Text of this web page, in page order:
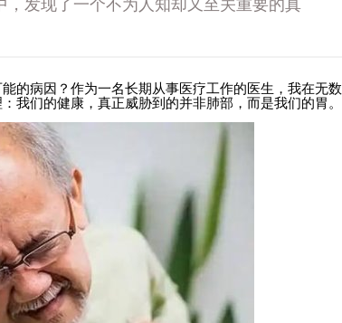
发现了一个不为人知却又至关重要的真
的病因？作为一名长期从事医疗工作的医生，我在无数
我们的健康，真正威胁到的并非肺部，而是我们的胃。